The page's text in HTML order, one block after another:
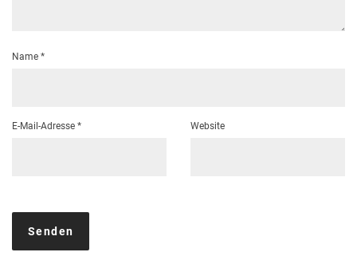
Name *
E-Mail-Adresse * Website